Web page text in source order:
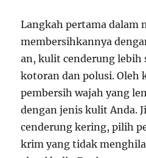
Langkah pertama dalam
membersihkannya
an, kulit cenderung lebih
kotoran dan polusi. Oleh
pembersih wajah yang
dengan jenis kulit Anda.
cenderung kering, pilih
krim yang tidak